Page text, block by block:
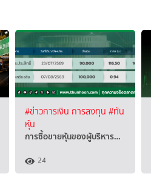
#ข่าวการเงิน การลงทุน #ทัน
หุ้น
การซื้อขายหุ้นของผู้บริหาร…
24